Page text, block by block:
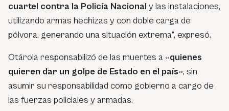
cuartel contra la Policía Nacional y las instalaciones,
utilizando armas hechizas y con doble carga de
pólvora, generando una situación extrema”, expresó.
Otárola responsabilizó de las muertes a «quienes
quieren dar un golpe de Estado en el país«, sin
asumir su responsabilidad como gobierno a cargo de
las fuerzas policiales y armadas.